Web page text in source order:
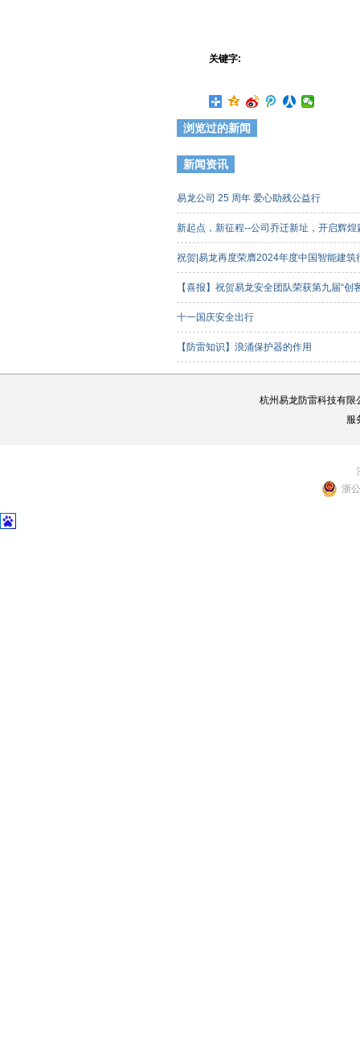
关键字:
浏览过的新闻
新闻资讯
易龙公司 25 周年 爱心助残公益行
新起点，新征程--公司乔迁新址，开启辉
祝贺|易龙再度荣膺2024年度中国智能建
【喜报】祝贺易龙安全团队荣获第九届“
十一国庆安全出行
【防雷知识】浪涌保护器的作用
杭州易龙防雷科技有限
服
浙